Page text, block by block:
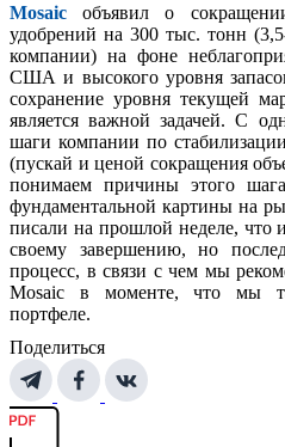
Mosaic объявил о
удобрений на 300 тыс. тонн
компании) на фоне
США и высокого уровня
сохранение уровня текущей
является важной задачей. С
шаги компании по
(пускай и ценой сокращения
понимаем причины этого
фундаментальной картины на
писали на прошлой неделе, что
своему завершению, но
процесс, в связи с чем мы
Mosaic в моменте, что мы
портфеле.
Поделиться